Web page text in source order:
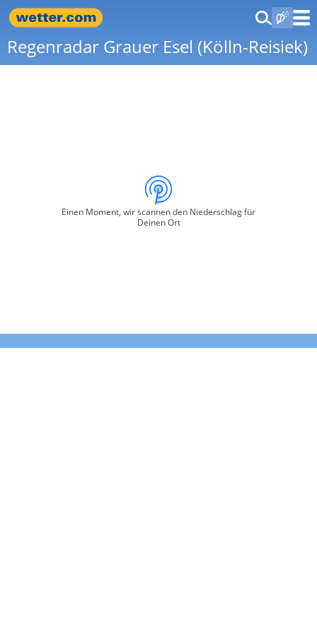
Regenradar Grauer Esel (Kölln-Reisiek)
Einen Moment, wir scannen den Niederschlag für
Deinen Ort